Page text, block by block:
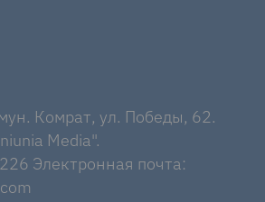
Комрат, ул. Победы, 62.
Media".
Электронная почта: